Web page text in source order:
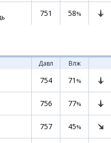
751 58%
Давл Влж
754 71 %
756 77%
757 45%